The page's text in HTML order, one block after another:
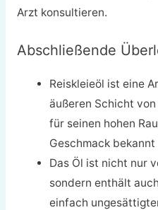
Arzt konsultieren.
Abschließende
Reiskleieöl ist eine
äußeren Schicht
für seinen hohen
Geschmack bekannt
Das Öl ist nicht nur
sondern enthält
einfach